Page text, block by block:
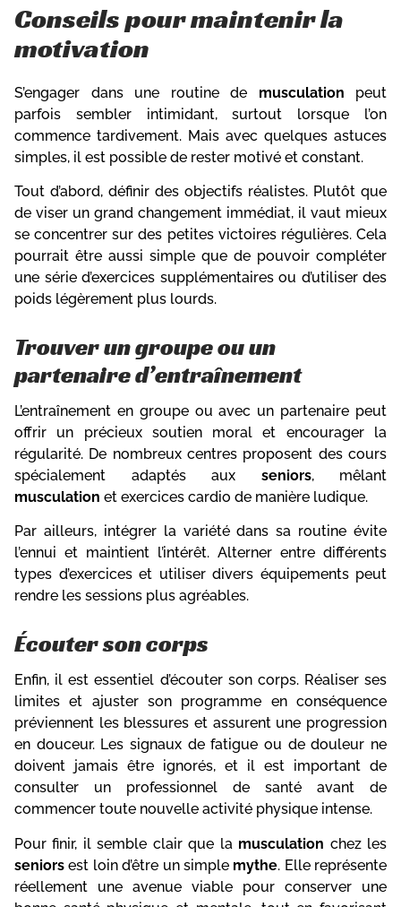
Conseils pour maintenir la
motivation
S’engager dans une routine de musculation peut
parfois sembler intimidant, surtout lorsque l’on
commence tardivement. Mais avec quelques astuces
simples, il est possible de rester motivé et constant.
Tout d’abord, définir des objectifs réalistes. Plutôt que
de viser un grand changement immédiat, il vaut mieux
se concentrer sur des petites victoires régulières. Cela
pourrait être aussi simple que de pouvoir compléter
une série d’exercices supplémentaires ou d’utiliser des
poids légèrement plus lourds.
Trouver un groupe ou un
partenaire d’entraînement
L’entraînement en groupe ou avec un partenaire peut
offrir un précieux soutien moral et encourager la
régularité. De nombreux centres proposent des cours
spécialement adaptés aux seniors, mêlant
musculation et exercices cardio de manière ludique.
Par ailleurs, intégrer la variété dans sa routine évite
l’ennui et maintient l’intérêt. Alterner entre différents
types d’exercices et utiliser divers équipements peut
rendre les sessions plus agréables.
Écouter son corps
Enfin, il est essentiel d’écouter son corps. Réaliser ses
limites et ajuster son programme en conséquence
préviennent les blessures et assurent une progression
en douceur. Les signaux de fatigue ou de douleur ne
doivent jamais être ignorés, et il est important de
consulter un professionnel de santé avant de
commencer toute nouvelle activité physique intense.
Pour finir, il semble clair que la musculation chez les
seniors est loin d’être un simple mythe. Elle représente
réellement une avenue viable pour conserver une